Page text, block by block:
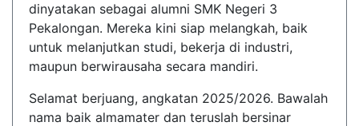
dinyatakan sebagai alumni SMK Negeri 3
Pekalongan. Mereka kini siap melangkah, baik
untuk melanjutkan studi, bekerja di industri,
maupun berwirausaha secara mandiri.
Selamat berjuang, angkatan 2025/2026. Bawalah
nama baik almamater dan teruslah bersinar